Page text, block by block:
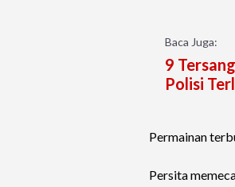
Baca Juga:
9
Polisi
Permainan
Persita